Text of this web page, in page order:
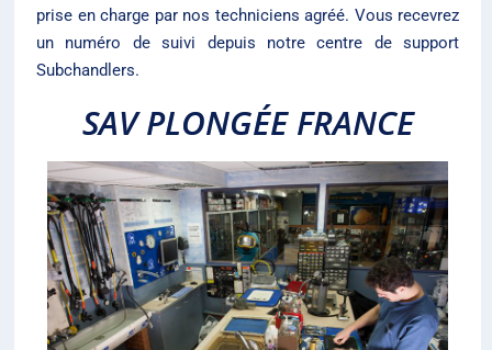
prise en charge par nos techniciens agréé. Vous recevrez
un numéro de suivi depuis notre centre de support
Subchandlers.
SAV PLONGÉE FRANCE